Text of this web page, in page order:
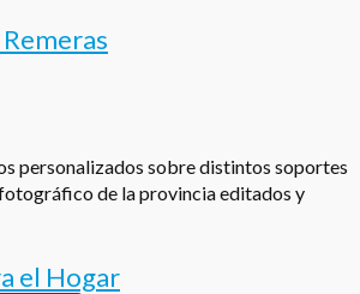
personalizados sobre distintos soportes
de la provincia editados y
el Hogar